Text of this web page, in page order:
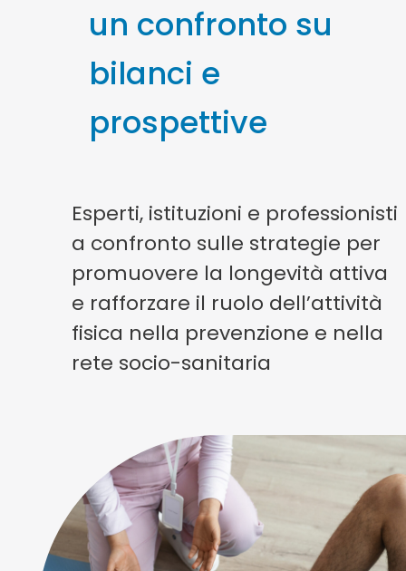
un confronto su
bilanci e
prospettive
Esperti, istituzioni e professionisti
a confronto sulle strategie per
promuovere la longevità attiva
e rafforzare il ruolo dell’attività
fisica nella prevenzione e nella
rete socio-sanitaria